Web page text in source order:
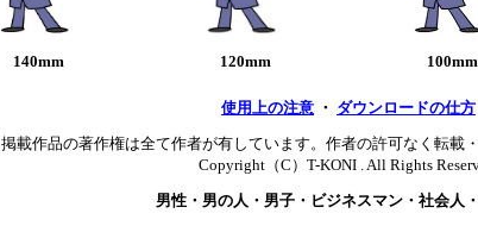
140mm 120mm 100mm
使用上の注意 ・ ダウンロードの仕方
掲載作品の著作権は全て作者が有しています。作者の許可なく転載
Copyright（C）T-KONI . All Rights
男性・男の人・男子・ビジネスマン・社会人